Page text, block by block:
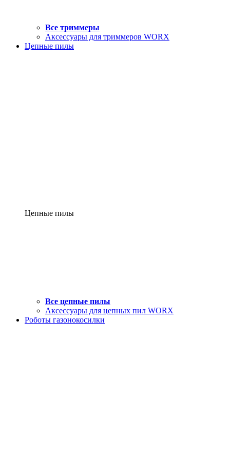
Все триммеры
Аксессуары для триммеров WORX
Цепные пилы
Цепные пилы
Все цепные пилы
Аксессуары для цепных пил WORX
Роботы газонокосилки